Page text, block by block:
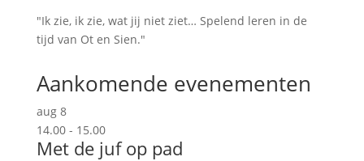
"Ik zie, ik zie, wat jij niet ziet… Spelend leren in de
tijd van Ot en Sien."
Aankomende evenementen
aug 8
14.00- 15.00
Met de juf op pad